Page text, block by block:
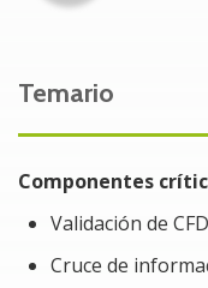
mediante la
por el algoritmo.
continua en los
Problemática a
Temario
Componentes
Validación de
Cruce de